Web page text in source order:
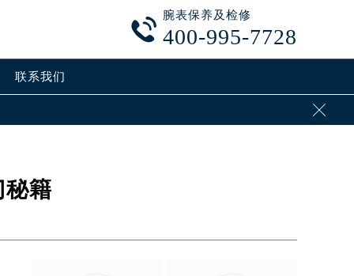

腕表保养及检修
400-995-7728
联系我们

秘籍